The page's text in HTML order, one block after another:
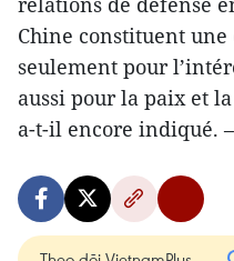
Chine constituent
seulement pour
aussi pour la paix et
a-t-il encore indiqué.